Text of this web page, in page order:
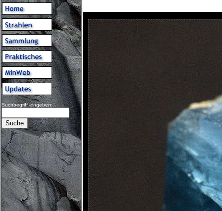
Suchbegriff eingeben: